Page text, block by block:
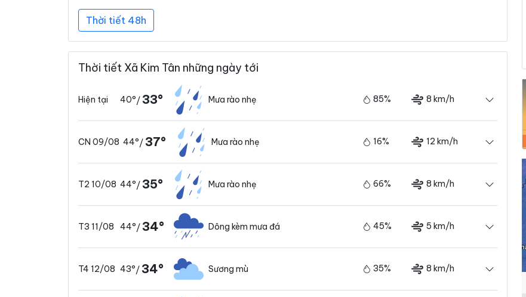
Thời tiết 48h
Thời tiết Xã Kim Tân những ngày tới
Hiện tại 40°/33° Mưa rào nhẹ 85% 8 km/h
CN 09/08 44°/37° Mưa rào nhẹ 16% 12 km/h
T2 10/08 44°/35° Mưa rào nhẹ 66% 8 km/h
T3 11/08 44°/34° Dông kèm mưa đá 45% 5 km/h
T4 12/08 43°/34° Sương mù 35% 8 km/h